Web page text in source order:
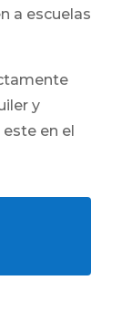
a escuelas
y
en el